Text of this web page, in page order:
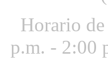
Horario
p.m. - 2:00